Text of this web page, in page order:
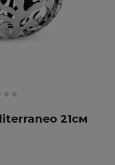
21см